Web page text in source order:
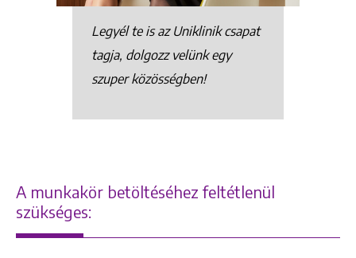
Legyél te is az Uniklinik csapat
tagja, dolgozz velünk egy
szuper közösségben!
A munkakör betöltéséhez feltétlenül
szükséges: